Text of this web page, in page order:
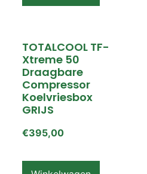
TOTALCOOL TF-
Xtreme 50
Draagbare
Compressor
Koelvriesbox
GRIJS
€395,00